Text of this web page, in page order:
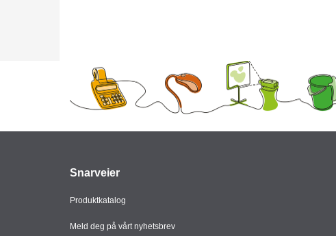
Snarveier
Produktkatalog
Meld deg på vårt nyhetsbrev